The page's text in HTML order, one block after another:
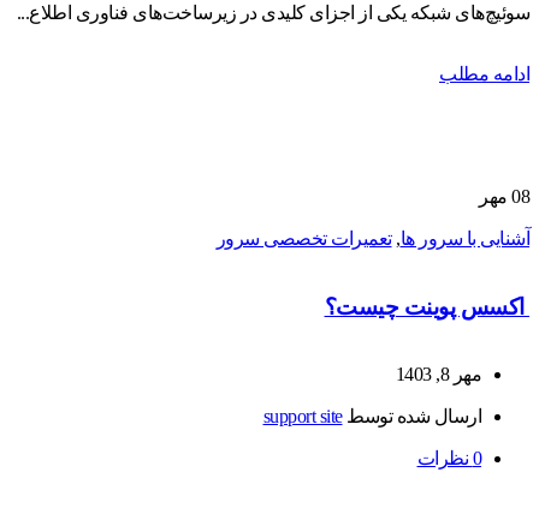
سوئیچ‌های شبکه یکی از اجزای کلیدی در زیرساخت‌های فناوری اطلاع...
ادامه مطلب
08 مهر
آشنایی با سرور ها,تعمیرات تخصصی سرور
اکسس پوینت چیست؟
مهر 8, 1403
ارسال شده توسطsupport site
0 نظرات